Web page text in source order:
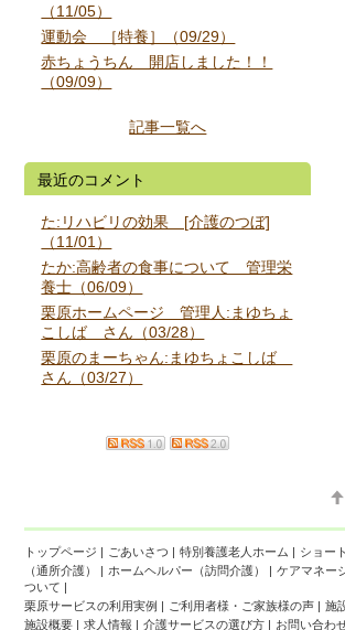
（11/05）
運動会 ［特養］（09/29）
赤ちょうちん 開店しました！！
（09/09）
記事一覧へ
最近のコメント
た:リハビリの効果 [介護のつぼ]
（11/01）
たか:高齢者の食事について 管理栄
養士（06/09）
栗原ホームページ 管理人:まゆちょ
こしば さん（03/28）
栗原のまーちゃん:まゆちょこしば
さん（03/27）
トップページ | ごあいさつ | 特別養護老人ホーム | ショー
（通所介護）
| ホームヘルパー（訪問介護） | ケアマネー
ついて |
栗原サービスの利用実例 | ご利用者様・ご家族様の声 | 施
施設概要 | 求人情報 | 介護サービスの選び方 | お問い合わ